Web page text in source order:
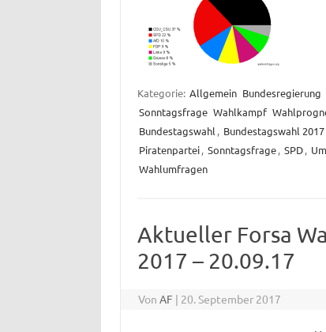
Kategorie: Allgemein Bundesregierung
Sonntagsfrage Wahlkampf
Bundestagswahl , Bundestagswahl 2017
Piratenpartei, Sonntagsfrage, SPD,
Wahlumfragen
Aktueller Forsa
2017 – 20.09.17
VonAF | 20. September 2017